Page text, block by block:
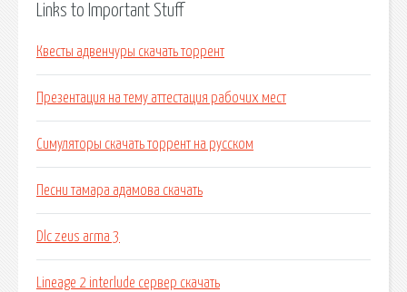
Links to Important Stuff
Квесты адвенчуры скачать торрент
Презентация на тему аттестация рабочих мест
Симуляторы скачать торрент на русском
Песни тамара адамова скачать
Dlc zeus arma 3
Lineage 2 interlude сервер скачать